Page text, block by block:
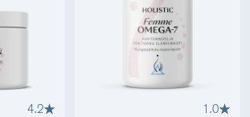
4.2 1.0